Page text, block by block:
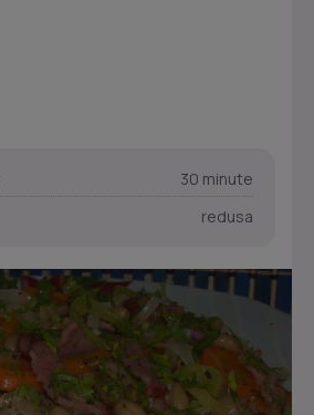
30 minute
redusa